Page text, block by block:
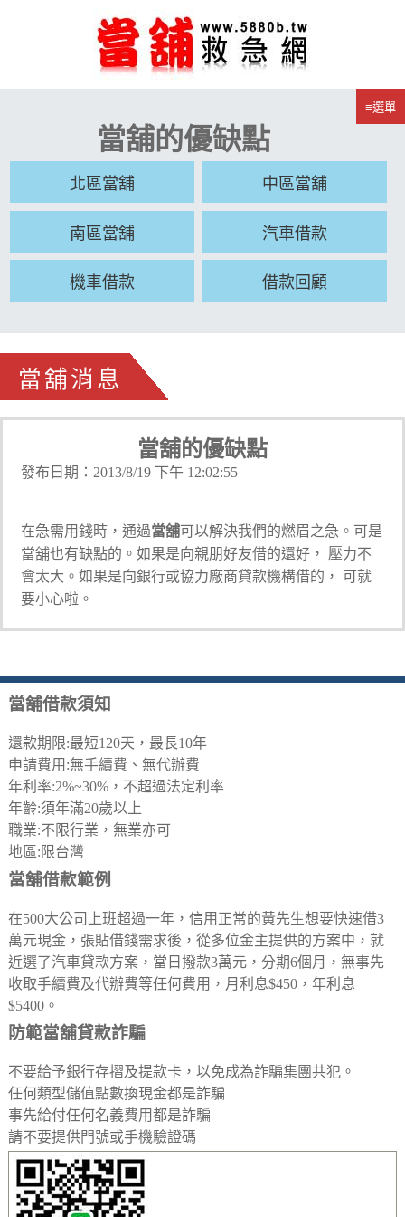
≡選單
當舖的優缺點
北區當舖 中區當舖
南區當舖 汽車借款
機車借款 借款回顧
當舖消息
當舖的優缺點
發布日期：2013/8/19 下午 12:02:55
在急需用錢時，通過當舖可以解決我們的燃眉之急。可是
當舖也有缺點的。如果是向親朋好友借的還好， 壓力不
會太大。如果是向銀行或協力廠商貸款機構借的， 可就
要小心啦。
當舖借款須知
還款期限:最短120天，最長10年
申請費用:無手續費、無代辦費
年利率:2%~30%，不超過法定利率
年齡:須年滿20歲以上
職業:不限行業，無業亦可
地區:限台灣
當舖借款範例
在500大公司上班超過一年，信用正常的黃先生想要快速借3
萬元現金，張貼借錢需求後，從多位金主提供的方案中，就
近選了汽車貸款方案，當日撥款3萬元，分期6個月，無事先
收取手續費及代辦費等任何費用，月利息$450，年利息
$5400。
防範當舖貸款詐騙
不要給予銀行存摺及提款卡，以免成為詐騙集團共犯。
任何類型儲值點數換現金都是詐騙
事先給付任何名義費用都是詐騙
請不要提供門號或手機驗證碼